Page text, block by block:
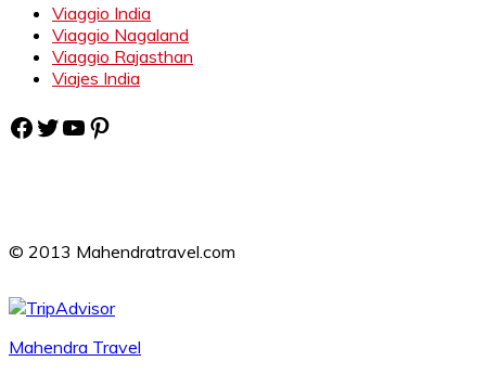
Viaggio India
Viaggio Nagaland
Viaggio Rajasthan
Viajes India
Facebook
Twitter
YouTube
Pinterest
© 2013 Mahendratravel.com
Mahendra Travel